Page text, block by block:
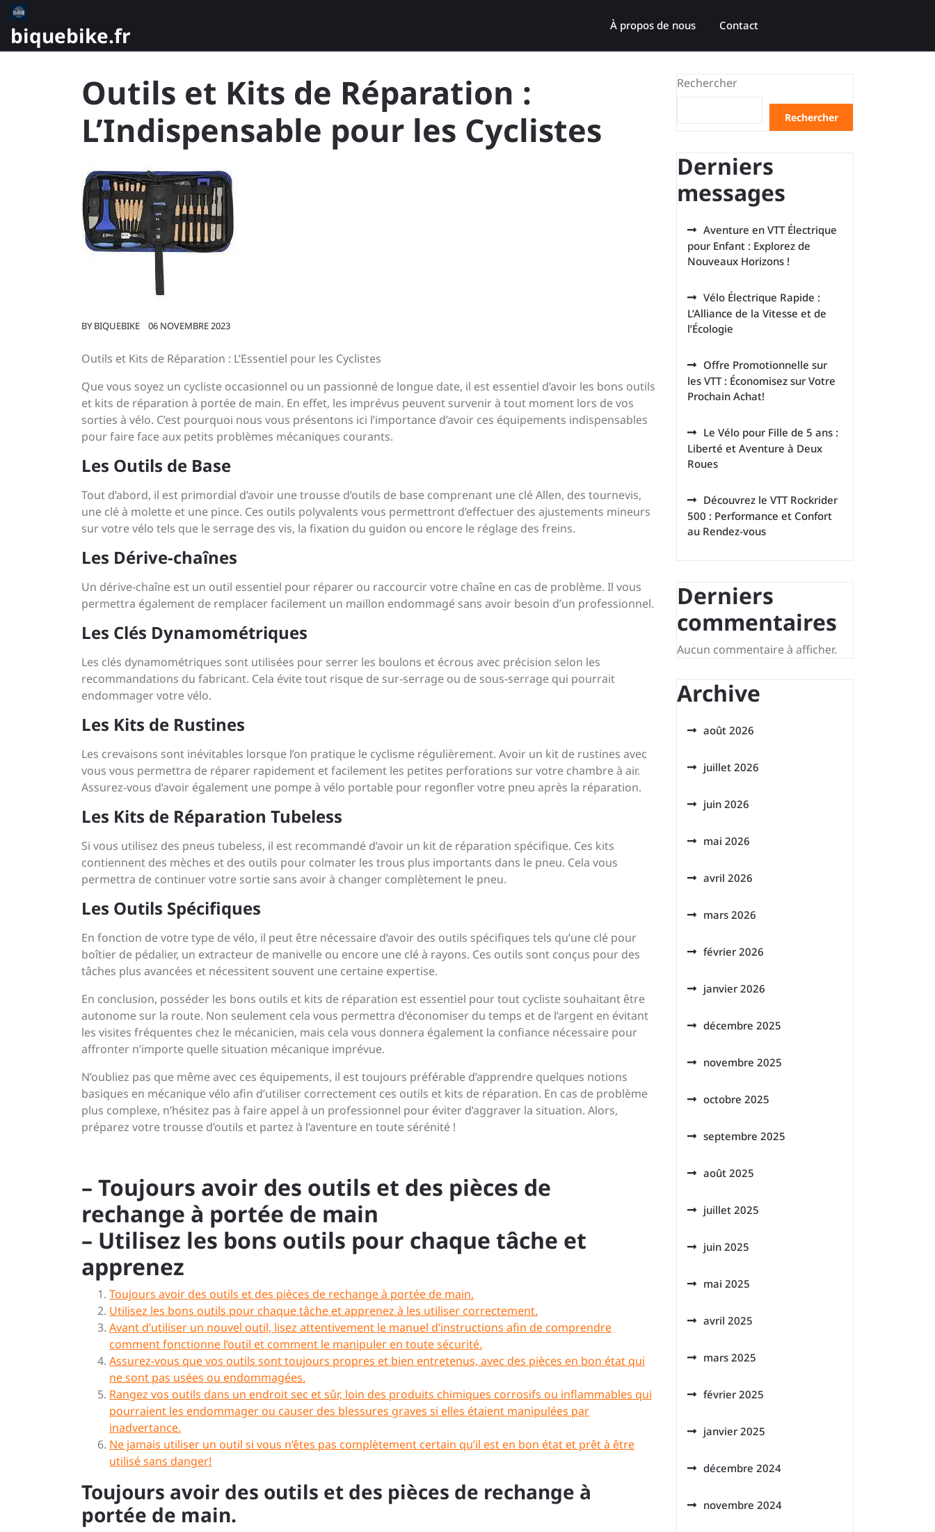
Skip
content
biquebike.fr À propos de nous Contact
Outils et Kits de Réparation :
L’Indispensable pour les Cyclistes
BY BIQUEBIKE 06 NOVEMBRE 2023
Outils et Kits de Réparation : L’Essentiel pour les Cyclistes
Que vous soyez un cycliste occasionnel ou un passionné de longue date, il est essentiel d’avoir les bons outils
et kits de réparation à portée de main. En effet, les imprévus peuvent survenir à tout moment lors de vos
sorties à vélo. C’est pourquoi nous vous présentons ici l’importance d’avoir ces équipements indispensables
pour faire face aux petits problèmes mécaniques courants.
Les Outils de Base
Tout d’abord, il est primordial d’avoir une trousse d’outils de base comprenant une clé Allen, des tournevis,
une clé à molette et une pince. Ces outils polyvalents vous permettront d’effectuer des ajustements mineurs
sur votre vélo tels que le serrage des vis, la fixation du guidon ou encore le réglage des freins.
Les Dérive-chaînes
Un dérive-chaîne est un outil essentiel pour réparer ou raccourcir votre chaîne en cas de problème. Il vous
permettra également de remplacer facilement un maillon endommagé sans avoir besoin d’un professionnel.
Les Clés Dynamométriques
Les clés dynamométriques sont utilisées pour serrer les boulons et écrous avec précision selon les
recommandations du fabricant. Cela évite tout risque de sur-serrage ou de sous-serrage qui pourrait
endommager votre vélo.
Les Kits de Rustines
Les crevaisons sont inévitables lorsque l’on pratique le cyclisme régulièrement. Avoir un kit de rustines avec
vous vous permettra de réparer rapidement et facilement les petites perforations sur votre chambre à air.
Assurez-vous d’avoir également une pompe à vélo portable pour regonfler votre pneu après la réparation.
Les Kits de Réparation Tubeless
Si vous utilisez des pneus tubeless, il est recommandé d’avoir un kit de réparation spécifique. Ces kits
contiennent des mèches et des outils pour colmater les trous plus importants dans le pneu. Cela vous
permettra de continuer votre sortie sans avoir à changer complètement le pneu.
Les Outils Spécifiques
En fonction de votre type de vélo, il peut être nécessaire d’avoir des outils spécifiques tels qu’une clé pour
boîtier de pédalier, un extracteur de manivelle ou encore une clé à rayons. Ces outils sont conçus pour des
tâches plus avancées et nécessitent souvent une certaine expertise.
En conclusion, posséder les bons outils et kits de réparation est essentiel pour tout cycliste souhaitant être
autonome sur la route. Non seulement cela vous permettra d’économiser du temps et de l’argent en évitant
les visites fréquentes chez le mécanicien, mais cela vous donnera également la confiance nécessaire pour
affronter n’importe quelle situation mécanique imprévue.
N’oubliez pas que même avec ces équipements, il est toujours préférable d’apprendre quelques notions
basiques en mécanique vélo afin d’utiliser correctement ces outils et kits de réparation. En cas de problème
plus complexe, n’hésitez pas à faire appel à un professionnel pour éviter d’aggraver la situation. Alors,
préparez votre trousse d’outils et partez à l’aventure en toute sérénité !
– Toujours avoir des outils et des pièces de
rechange à portée de main
– Utilisez les bons outils pour chaque tâche et
apprenez
Toujours avoir des outils et des pièces de rechange à portée de main.
Utilisez les bons outils pour chaque tâche et apprenez à les utiliser correctement.
Avant d’utiliser un nouvel outil, lisez attentivement le manuel d’instructions afin de comprendre
comment fonctionne l’outil et comment le manipuler en toute sécurité.
Assurez-vous que vos outils sont toujours propres et bien entretenus, avec des pièces en bon état qui
ne sont pas usées ou endommagées.
Rangez vos outils dans un endroit sec et sûr, loin des produits chimiques corrosifs ou inflammables qui
pourraient les endommager ou causer des blessures graves si elles étaient manipulées par
inadvertance.
Ne jamais utiliser un outil si vous n’êtes pas complètement certain qu’il est en bon état et prêt à être
utilisé sans danger!
Toujours avoir des outils et des pièces de rechange à
portée de main.
Rechercher
Rechercher
Derniers
messages
Aventure en VTT Électrique
pour Enfant : Explorez de
Nouveaux Horizons !
Vélo Électrique Rapide :
L’Alliance de la Vitesse et de
l’Écologie
Offre Promotionnelle sur
les VTT : Économisez sur Votre
Prochain Achat!
Le Vélo pour Fille de 5 ans :
Liberté et Aventure à Deux
Roues
Découvrez le VTT Rockrider
500 : Performance et Confort
au Rendez-vous
Derniers
commentaires
Aucun commentaire à afficher.
Archive
août 2026
juillet 2026
juin 2026
mai 2026
avril 2026
mars 2026
février 2026
janvier 2026
décembre 2025
novembre 2025
octobre 2025
septembre 2025
août 2025
juillet 2025
juin 2025
mai 2025
avril 2025
mars 2025
février 2025
janvier 2025
décembre 2024
novembre 2024